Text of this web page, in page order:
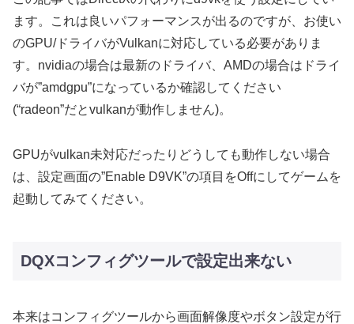
ます。これは良いパフォーマンスが出るのですが、お使い
のGPU/ドライバがVulkanに対応している必要がありま
す。nvidiaの場合は最新のドライバ、AMDの場合はドライ
バが”amdgpu”になっているか確認してください
(“radeon”だとvulkanが動作しません)。
GPUがvulkan未対応だったりどうしても動作しない場合
は、設定画面の”Enable D9VK”の項目をOffにしてゲームを
起動してみてください。
DQXコンフィグツールで設定出来ない
本来はコンフィグツールから画面解像度やボタン設定が行